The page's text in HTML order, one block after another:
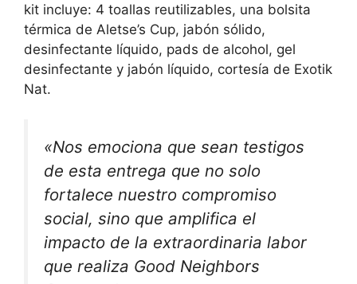
kit incluye: 4 toallas reutilizables, una bolsita
térmica de Aletse’s Cup, jabón sólido,
desinfectante líquido, pads de alcohol, gel
desinfectante y jabón líquido, cortesía de Exotik
Nat.
«Nos emociona que sean testigos
de esta entrega que no solo
fortalece nuestro compromiso
social, sino que amplifica el
impacto de la extraordinaria labor
que realiza Good Neighbors